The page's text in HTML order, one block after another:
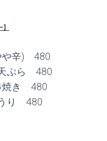
や辛) 480
ぷら 480
焼き 480
うり 480